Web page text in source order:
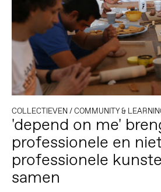
COLLECTIEVEN/COMMUNITY &
'depend on me'
professionele en
professionele
samen